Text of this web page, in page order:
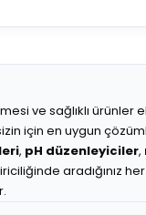
ve sağlıklı
için en uygun
, pH düzenleyiciler,
aradığınız